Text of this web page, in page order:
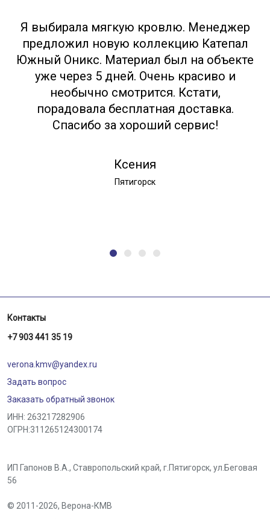
Я выбирала мягкую кровлю. Менеджер
предложил новую коллекцию Катепал
Южный Оникс. Материал был на объекте
уже через 5 дней. Очень красиво и
необычно смотрится. Кстати,
порадовала бесплатная доставка.
Спасибо за хороший сервис!
Ксения
Пятигорск
Контакты
+7 903 441 35 19
verona.kmv@yandex.ru
Задать вопрос
Заказать обратный звонок
ИНН: 263217282906
ОГРН:311265124300174
ИП Гапонов В.А., Ставропольский край, г.Пятигорск, ул.Беговая
56
© 2011-2026, Верона-КМВ